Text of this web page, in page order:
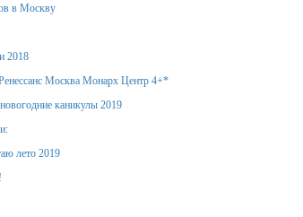
в Москву
2018
Москва Монарх Центр 4+*
каникулы 2019
лето 2019